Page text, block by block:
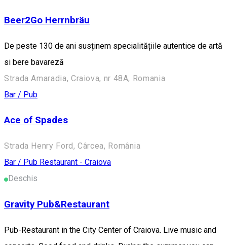
Beer2Go Herrnbräu
De peste 130 de ani susținem specialitățiile autentice de artă
si bere bavareză
Strada Amaradia, Craiova, nr 48A, Romania
Bar / Pub
Ace of Spades
Strada Henry Ford, Cârcea, România
Bar / Pub Restaurant - Craiova
Deschis
Gravity Pub&Restaurant
Pub-Restaurant in the City Center of Craiova. Live music and